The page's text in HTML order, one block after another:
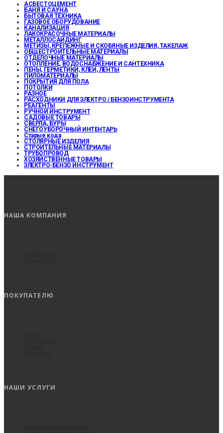
АСБЕСТОЦЕМЕНТ
БАНЯ И САУНА
БЫТОВАЯ ТЕХНИКА
ГАЗОВОЕ ОБОРУДОВАНИЕ
КАНАЛИЗАЦИЯ
ЛАКОКРАСОЧНЫЕ МАТЕРИАЛЫ
МЕТАЛЛОСАЙДИНГ
МЕТИЗЫ, КРЕПЕЖНЫЕ И СКОБЯНЫЕ ИЗДЕЛИЯ, ТАКЕЛАЖ
ОБЩЕСТРОИТЕЛЬНЫЕ МАТЕРИАЛЫ
ОТДЕЛОЧНЫЕ МАТЕРИАЛЫ
ОТОПЛЕНИЕ, ВОДОСНАБЖЕНИЕ И САНТЕХНИКА
ПЕНЫ, ГЕРМЕТИКИ, КЛЕИ, ЛЕНТЫ
ПИЛОМАТЕРИАЛЫ
ПОКРЫТИЯ ДЛЯ ПОЛА
ПОТОЛКИ
РАЗНОЕ
РАСХОДНИКИ ДЛЯ ЭЛЕКТРО / БЕНЗОИНСТРУМЕНТА
РЕАГЕНТЫ
РУЧНОЙ ИНСТРУМЕНТ
САДОВЫЕ ТОВАРЫ
СВЕРЛА, БУРЫ
СНЕГОУБОРОЧНЫЙ ИНТЕНТАРЬ
Старые кода
СТОЛЯРНЫЕ ИЗДЕЛИЯ
СТРОИТЕЛЬНЫЕ МАТЕРИАЛЫ
ТРУБОПРОВОД
ХОЗЯЙСТВЕННЫЕ ТОВАРЫ
ЭЛЕКТРО-БЕНЗО ИНСТРУМЕНТ
НАША КОМПАНИЯ
ПОКУПАТЕЛЮ
НАШИ УСЛУГИ